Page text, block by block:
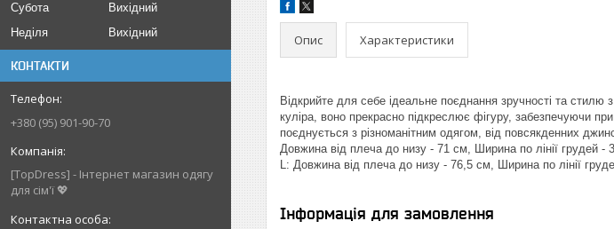
Субота
Вихідний
Неділя
Вихідний
КОНТАКТИ
+380 (95) 901-90-70
[TopDress] - Інтернет магазин одягу
для сім'ї 💖
Опис Характеристики
Відкрийте для себе ідеальне поєднання зручності та стилю
куліра, воно прекрасно підкреслює фігуру, забезпечуючи
поєднується з різноманітним одягом, від повсякденних
Довжина від плеча до низу - 71 см, Ширина по лінії грудей
L: Довжина від плеча до низу - 76,5 см, Ширина по лінії
Інформація для замовлення